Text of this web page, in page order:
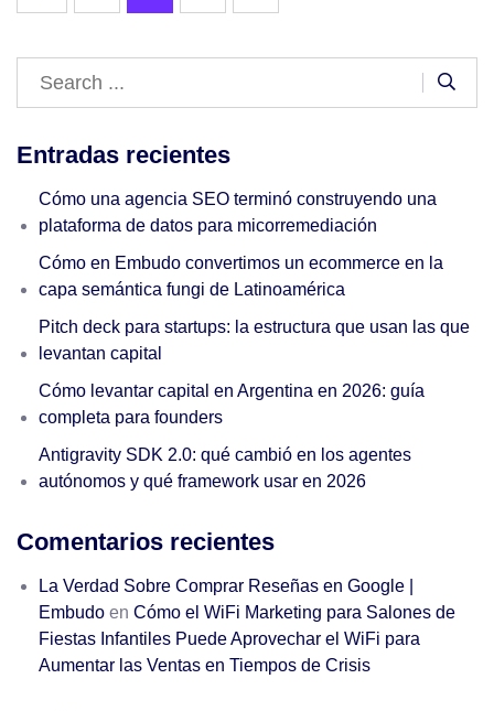
Entradas recientes
Cómo una agencia SEO terminó construyendo una
plataforma de datos para micorremediación
Cómo en Embudo convertimos un ecommerce en la
capa semántica fungi de Latinoamérica
Pitch deck para startups: la estructura que usan las que
levantan capital
Cómo levantar capital en Argentina en 2026: guía
completa para founders
Antigravity SDK 2.0: qué cambió en los agentes
autónomos y qué framework usar en 2026
Comentarios recientes
La Verdad Sobre Comprar Reseñas en Google |
Embudo en Cómo el WiFi Marketing para Salones de
Fiestas Infantiles Puede Aprovechar el WiFi para
Aumentar las Ventas en Tiempos de Crisis